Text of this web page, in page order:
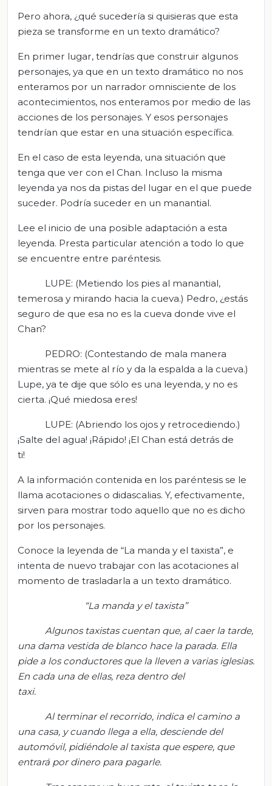
Pero ahora, ¿qué sucedería si quisieras que esta
pieza se transforme en un texto dramático?
En primer lugar, tendrías que construir algunos
personajes, ya que en un texto dramático no nos
enteramos por un narrador omnisciente de los
acontecimientos, nos enteramos por medio de las
acciones de los personajes. Y esos personajes
tendrían que estar en una situación específica.
En el caso de esta leyenda, una situación que
tenga que ver con el Chan. Incluso la misma
leyenda ya nos da pistas del lugar en el que puede
suceder. Podría suceder en un manantial.
Lee el inicio de una posible adaptación a esta
leyenda. Presta particular atención a todo lo que
se encuentre entre paréntesis.
LUPE: (Metiendo los pies al manantial,
temerosa y mirando hacia la cueva.) Pedro, ¿estás
seguro de que esa no es la cueva donde vive el
Chan?
PEDRO: (Contestando de mala manera
mientras se mete al río y da la espalda a la cueva.)
Lupe, ya te dije que sólo es una leyenda, y no es
cierta. ¡Qué miedosa eres!
LUPE: (Abriendo los ojos y retrocediendo.)
¡Salte del agua! ¡Rápido! ¡El Chan está detrás de
ti!
A la información contenida en los paréntesis se le
llama acotaciones o didascalias. Y, efectivamente,
sirven para mostrar todo aquello que no es dicho
por los personajes.
Conoce la leyenda de “La manda y el taxista”, e
intenta de nuevo trabajar con las acotaciones al
momento de trasladarla a un texto dramático.
“La manda y el taxista”
Algunos taxistas cuentan que, al caer la tarde,
una dama vestida de blanco hace la parada. Ella
pide a los conductores que la lleven a varias iglesias.
En cada una de ellas, reza dentro del
taxi.
Al terminar el recorrido, indica el camino a
una casa, y cuando llega a ella, desciende del
automóvil, pidiéndole al taxista que espere, que
entrará por dinero para pagarle.